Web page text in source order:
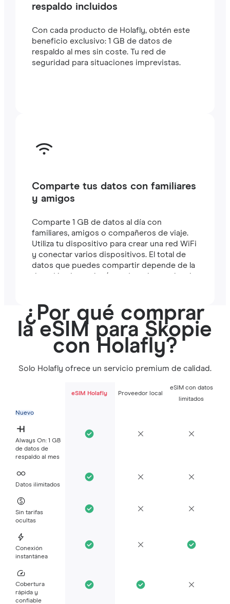
respaldo incluidos
Con cada producto de Holafly, obtén este
beneficio exclusivo: 1 GB de datos de
respaldo al mes sin coste. Tu red de
seguridad para situaciones imprevistas.
Comparte tus datos con familiares
y amigos
Comparte 1 GB de datos al día con
familiares, amigos o compañeros de viaje.
Utiliza tu dispositivo para crear una red WiFi
y conectar varios dispositivos. El total de
datos que puedes compartir depende de la
duración de tu plan (por ejemplo, un plan de
¿Por qué comprar
la eSIM para Skopie
con Holafly?
Solo Holafly ofrece un servicio premium de calidad.
eSIM Holafly Proveedor local
eSIM con datos
limitados
Nuevo
Always On: 1 GB
de datos de
respaldo al mes
Datos ilimitados
Sin tarifas
ocultas
Conexión
instantánea
Cobertura
rápida y
confiable